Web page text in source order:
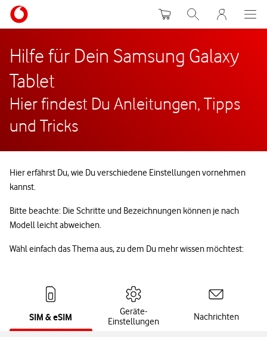
WarenkorbSuche MeinVodafone
Hilfe für Dein Samsung Galaxy
Tablet
Hier findest Du Anleitungen, Tipps
und Tricks
Hier erfährst Du, wie Du verschiedene Einstellungen vornehmen
kannst.
Bitte beachte: Die Schritte und Bezeichnungen können je nach
Modell leicht abweichen.
Wähl einfach das Thema aus, zu dem Du mehr wissen möchtest:
SIM & eSIM
Geräte-
Einstellungen
Nachrichten